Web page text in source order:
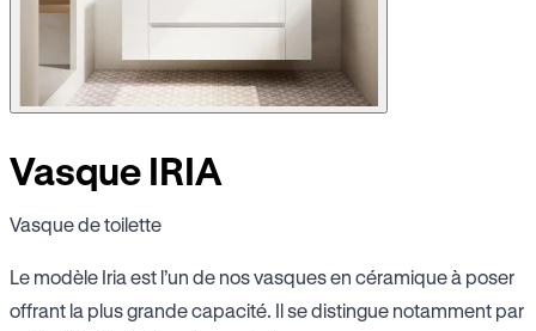
Vasque IRIA
Vasque de toilette
Le modèle Iria est l’un de nos vasques en céramique à poser
offrant la plus grande capacité. Il se distingue notamment par